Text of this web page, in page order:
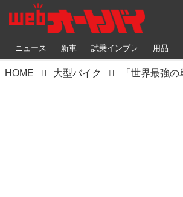
ニュース 新車 試乗インプレ 用品
HOME 大型バイク